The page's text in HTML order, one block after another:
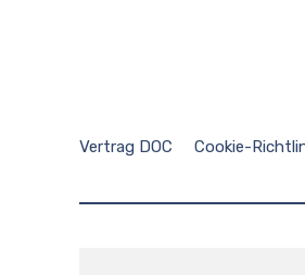
Vertrag DOC Cookie-